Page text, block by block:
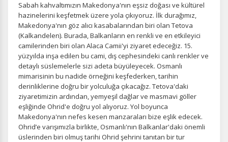
Sabah kahvaltımızın Makedonya'nın eşsiz doğası ve kültürel
hazinelerini keşfetmek üzere yola çıkıyoruz. İlk durağımız,
Makedonya'nın göz alıcı kasabalarından biri olan Tetova
(Kalkandelen). Burada, Balkanların en renkli ve en etkileyici
camilerinden biri olan Alaca Camii'yi ziyaret edeceğiz. 15.
yüzyılda inşa edilen bu cami, dış cephesindeki canlı renkler ve
detaylı süslemelerle sizi adeta büyüleyecek. Osmanlı
mimarisinin bu nadide örneğini keşfederken, tarihin
derinliklerine doğru bir yolculuğa çıkacağız. Tetova'daki
ziyaretimizin ardından, yemyeşil dağlar ve masmavi göller
eşliğinde Ohrid'e doğru yol alıyoruz. Yol boyunca
Makedonya'nın nefes kesen manzaraları bize eşlik edecek.
Ohrid’e varışımızla birlikte, Osmanlı'nın Balkanlar'daki önemli
üslerinden biri olmuş tarihi Ohrid şehrini tanıtan bir tur